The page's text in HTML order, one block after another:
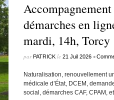
Accompagnement
démarches en
mardi, 14h, Torcy
parPATRICKle 21 Juil 2026 •
Naturalisation, renouvellement
médicale d’État, DCEM,
social, démarches CAF, CPAM,